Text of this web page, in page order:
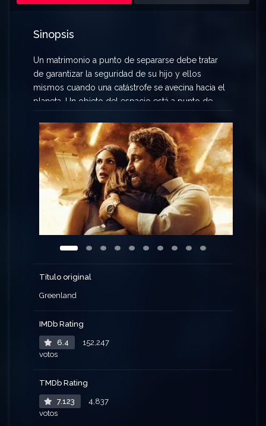
Sinopsis
Un matrimonio a punto de separarse debe tratar
de garantizar la seguridad de su hijo y ellos
mismos cuando una catástrofe se avecina hacia el
planeta. Un objeto del espacio está a punto de
para entrar en un búnker subterráneo. Sin
embargo, tienen poco tiempo. Tan solo cuentan
con 48 horas antes de que el mundo que
conocen se destruya para siempre.
Título original
Greenland
IMDb Rating
6.4
152,247
votos
TMDb Rating
7.123
4,837
votos